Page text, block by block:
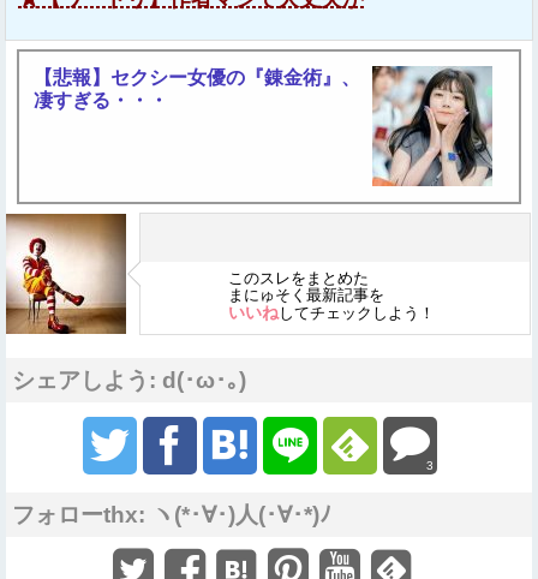
【悲報】セクシー女優の『錬金術』、
凄すぎる・・・
このスレをまとめた
まにゅそく最新記事を
いいねしてチェックしよう！
シェアしよう: d(･ω･｡)
3
フォローthx: ヽ(*･∀･)人(･∀･*)ﾉ